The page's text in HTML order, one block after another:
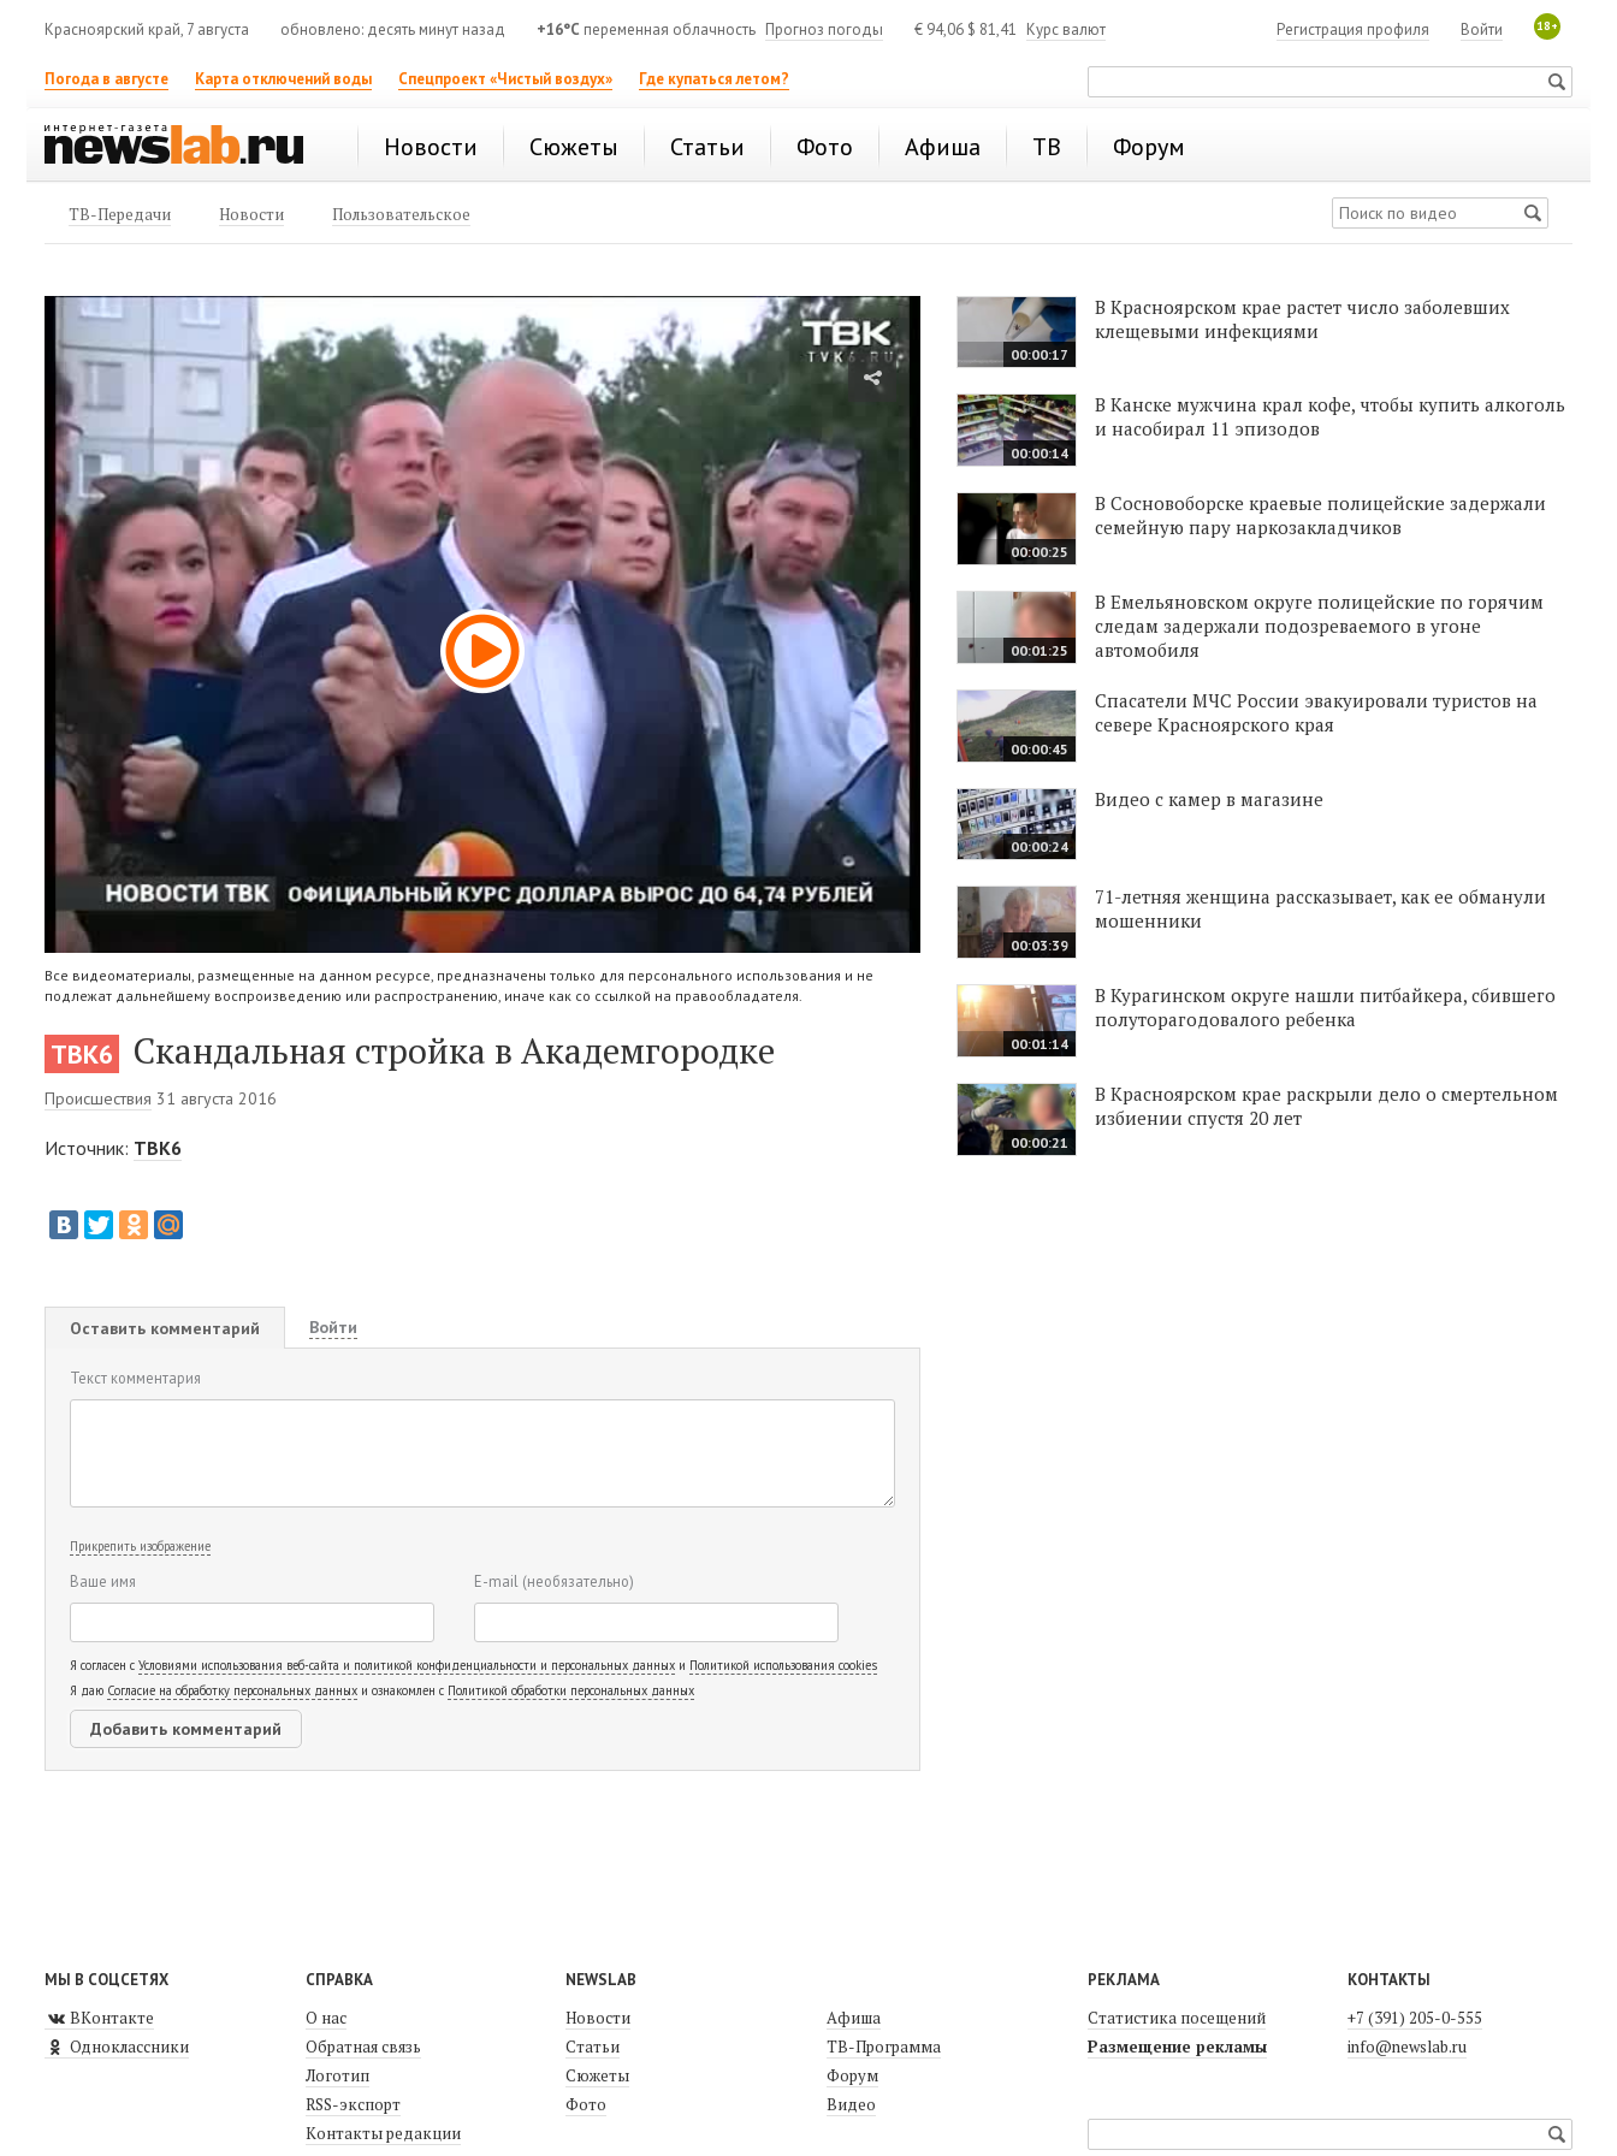
Красноярский край, 7 августа обновлено: десять минут назад +16°C переменная облачность Прогноз погоды € 94,06 $ 81,41 Курс валют 18+
Войти
Регистрация профиля
Погода в августе Карта отключений воды Спецпроект «Чистый воздух» Где купаться летом?
Новости Сюжеты Статьи Фото Афиша ТВ Форум
ТВ-Передачи Новости Пользовательское
Все видеоматериалы, размещенные на данном ресурсе, предназначены только для персонального использования и не
подлежат дальнейшему воспроизведению или распространению, иначе как со ссылкой на правообладателя.
ТВК6 Скандальная стройка в Академгородке
Происшествия 31 августа 2016
Источник: ТВК6
Оставить комментарий Войти
Текст комментария
Прикрепить изображение
Ваше имя E-mail (необязательно)
Я согласен с Условиями использования веб-сайта и политикой конфиденциальности и персональных данных и Политикой использования cookies
Я даю Согласие на обработку персональных данных и ознакомлен с Политикой обработки персональных данных
00:00:17
В Красноярском крае растет число заболевших
клещевыми инфекциями
00:00:14
В Канске мужчина крал кофе, чтобы купить алкоголь
и насобирал 11 эпизодов
00:00:25
В Сосновоборске краевые полицейские задержали
семейную пару наркозакладчиков
00:01:25
В Емельяновском округе полицейские по горячим
следам задержали подозреваемого в угоне
автомобиля
00:00:45
Спасатели МЧС России эвакуировали туристов на
севере Красноярского края
00:00:24
Видео с камер в магазине
00:03:39
71-летняя женщина рассказывает, как ее обманули
мошенники
00:01:14
В Курагинском округе нашли питбайкера, сбившего
полуторагодовалого ребенка
00:00:21
В Красноярском крае раскрыли дело о смертельном
избиении спустя 20 лет
МЫ В СОЦСЕТЯХ
ВКонтакте
Одноклассники
СПРАВКА
О нас
Обратная связь
Логотип
RSS-экспорт
Контакты редакции
NEWSLAB
Новости
Статьи
Сюжеты
Фото
Афиша
ТВ-Программа
Форум
Видео
РЕКЛАМА
Статистика посещений
Размещение рекламы
КОНТАКТЫ
+7 (391) 205-0-555
info@newslab.ru